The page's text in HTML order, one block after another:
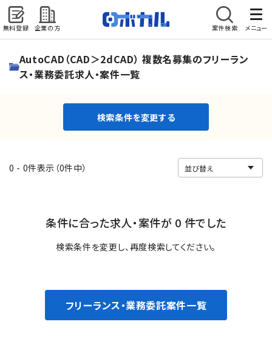
無料登録 企業の方 案件検索 メニュー
検索条件を変更する
AutoCAD（CAD＞2dCAD） 複数名募集のフリーラン
ス・業務委託求人・案件一覧
検索条件を変更する
0 - 0件表示（0件中）
条件に合った求人・案件が 0 件でした
検索条件を変更し、再度検索してください。
フリーランス・業務委託案件一覧